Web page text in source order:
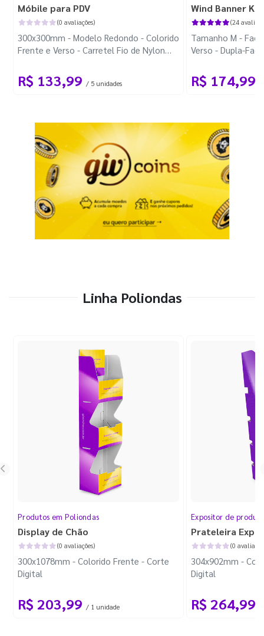
Móbile para PDV
(0 avaliações)
300x300mm - Modelo Redondo - Colorido
Frente e Verso - Carretel Fio de Nylon
R$ 133,99 / 5 unidades
Wind Banner
(24
Tamanho M -
Verso - Dupla-
R$ 174,99
Linha Poliondas
Produtos em Poliondas
Display de Chão
(0 avaliações)
300x1078mm - Colorido Frente - Corte
Digital
R$ 203,99 / 1 unidade
Expositor de
Prateleira
(0
304x902mm -
Digital
R$ 264,99